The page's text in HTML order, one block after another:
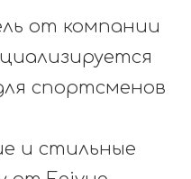
от компании
спортсменов
и стильные